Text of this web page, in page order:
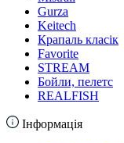
Gurza
Keitech
Крапаль класік
Favorite
STREAM
Бойли, пелетс
REALFISH
Інформація